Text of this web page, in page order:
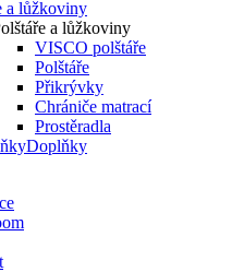
a lůžkoviny
a lůžkoviny
VISCO polštáře
Polštáře
Přikrývky
Chrániče matrací
Prostěradla
Doplňky